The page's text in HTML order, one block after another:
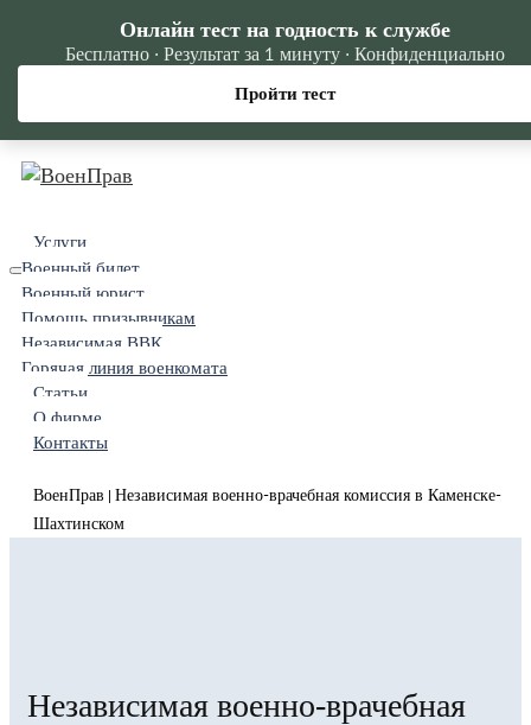
Услуги
Военный билет
Военный юрист
Помощь призывникам
Независимая ВВК
Горячая линия военкомата
Статьи
О фирме
Контакты
ВоенПрав | Независимая военно-врачебная комиссия в Каменске-
Шахтинском
Независимая военно-врачебная
Онлайн тест на годность к службе
Бесплатно · Результат за 1 минуту · Конфиденциально
Пройти тест